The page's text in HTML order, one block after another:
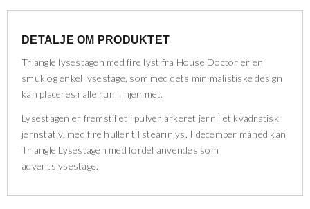
DETALJE OM PRODUKTET
Triangle lysestagen med fire lyst fra House Doctor er en
smuk og enkel lysestage, som med dets minimalistiske design
kan placeres i alle rum i hjemmet.
Lysestagen er fremstillet i pulverlarkeret jern i et kvadratisk
jernstativ, med fire huller til stearinlys. I december måned kan
Triangle Lysestagen med fordel anvendes som
adventslysestage.